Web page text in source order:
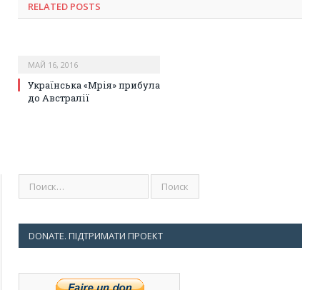
RELATED POSTS
МАЙ 16, 2016
Українська «Мрія» прибула
до Австралії
DONATE. ПІДТРИМАТИ ПРОЕКТ